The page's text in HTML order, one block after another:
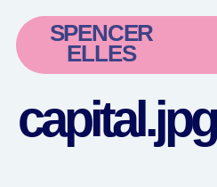
SPENCER
ELLES
capital.jpg